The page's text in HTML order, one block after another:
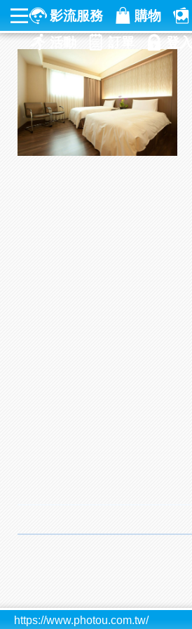
影流服務 購物
活動
訂單 登入
https://www.photou.com.tw/